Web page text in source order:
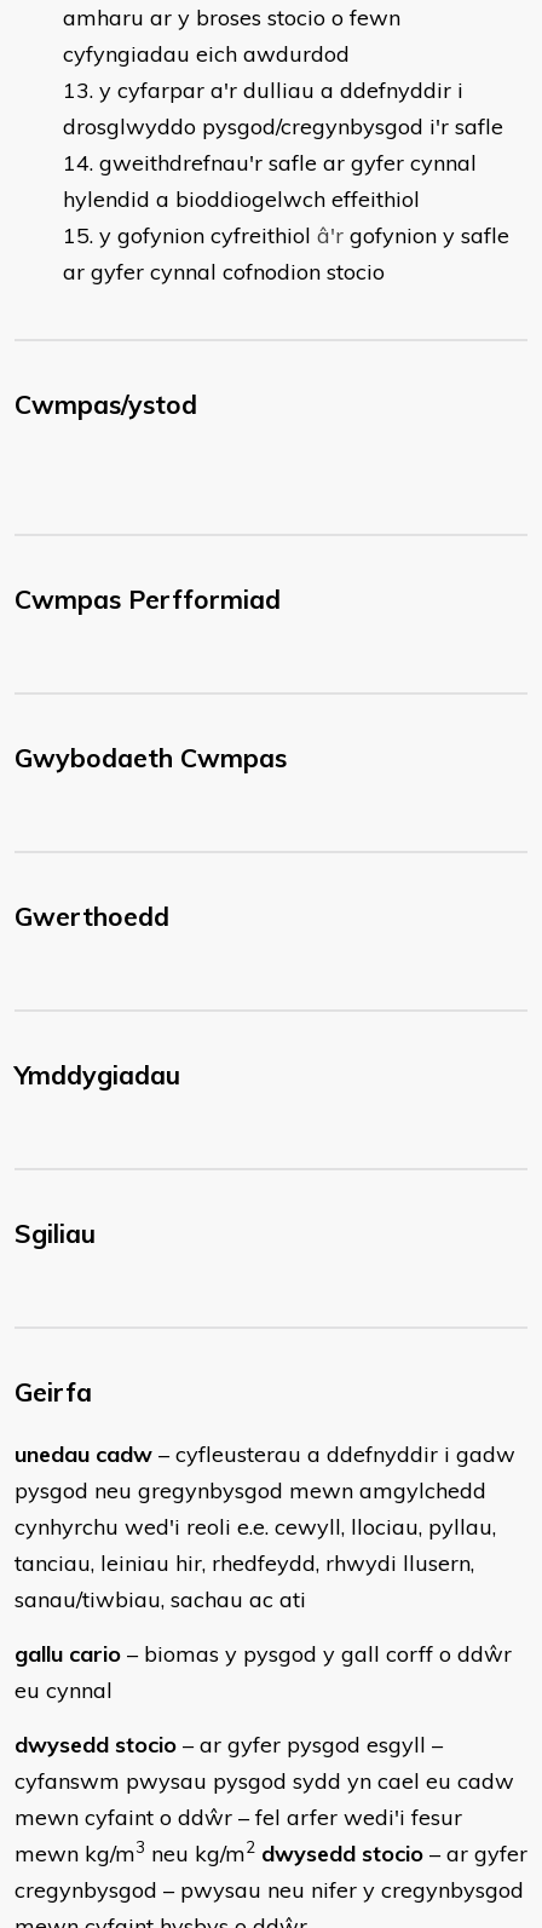
amharu ar y broses stocio o fewn
cyfyngiadau eich awdurdod
y cyfarpar a'r dulliau a ddefnyddir i
drosglwyddo pysgod/cregynbysgod i'r safle
gweithdrefnau'r safle ar gyfer cynnal
hylendid a bioddiogelwch effeithiol
y gofynion cyfreithiol â'r gofynion y safle
ar gyfer cynnal cofnodion stocio
Cwmpas/ystod
Cwmpas Perfformiad
Gwybodaeth Cwmpas
Gwerthoedd
Ymddygiadau
Sgiliau
Geirfa
unedau cadw – cyfleusterau a ddefnyddir i gadw
pysgod neu gregynbysgod mewn amgylchedd
cynhyrchu wed'i reoli e.e. cewyll, llociau, pyllau,
tanciau, leiniau hir, rhedfeydd, rhwydi llusern,
sanau/tiwbiau, sachau ac ati
gallu cario – biomas y pysgod y gall corff o ddŵr
eu cynnal
dwysedd stocio – ar gyfer pysgod esgyll –
cyfanswm pwysau pysgod sydd yn cael eu cadw
mewn cyfaint o ddŵr – fel arfer wedi'i fesur
mewn kg/m3 neu kg/m2 dwysedd stocio – ar gyfer
cregynbysgod – pwysau neu nifer y cregynbysgod